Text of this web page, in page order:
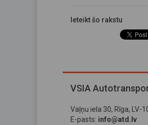
Ieteikt šo rakstu
VSIA
Vaļņu iela 30, Rīga, LV-
E-pasts: info@atd.lv